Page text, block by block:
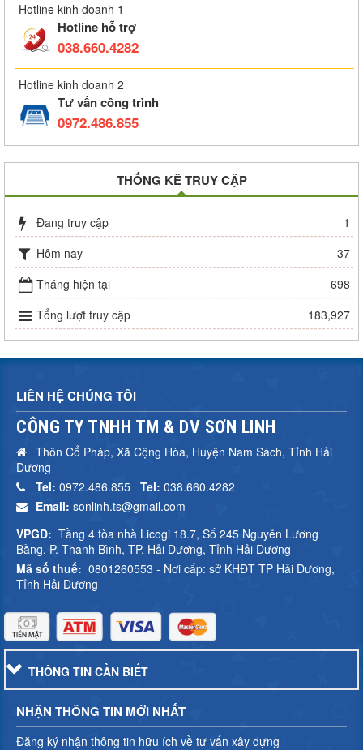
Hotline kinh doanh 1
Hotline hỗ trợ
038.660.4282
Hotline kinh doanh 2
Tư vấn công trình
0972.486.855
THỐNG KÊ TRUY CẬP
Đang truy cập
1
Hôm nay
37
Tháng hiện tại
698
Tổng lượt truy cập
183,927
LIÊN HỆ CHÚNG TÔI
CÔNG TY TNHH TM & DV SƠN LINH
Thôn Cổ Pháp, Xã Cộng Hòa, Huyện Nam Sách, Tỉnh Hải
Dương
Tel: 0972.486.855 Tel: 038.660.4282
Email: sonlinh.ts@gmail.com
VPGD: Tầng 4 tòa nhà Licogi 18.7, Số 245 Nguyễn Lương
Bằng, P. Thanh Bình, TP. Hải Dương, Tỉnh Hải Dương
Mã số thuế: 0801260553 - Nơi cấp: sở KHĐT TP Hải Dương,
Tỉnh Hải Dương
THÔNG TIN CẦN BIẾT
NHẬN THÔNG TIN MỚI NHẤT
Đăng ký nhận thông tin hữu ích về tư vấn xây dựng